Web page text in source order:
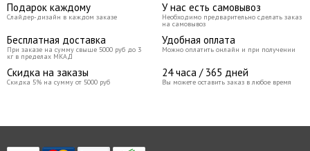
Подарок каждому
Слайдер-дизайн в каждом заказе
У нас есть самовывоз
Необходимо предварительно сделать заказ
на самовывоз
Бесплатная доставка
При заказе на сумму свыше 5000 руб до 3
кг в пределах МКАД
Удобная оплата
Можно оплатить онлайн и при получении
Скидка на заказы
Скидка 5% на сумму от 5000 руб
24 часа / 365 дней
Вы можете оставить заказ в любое время